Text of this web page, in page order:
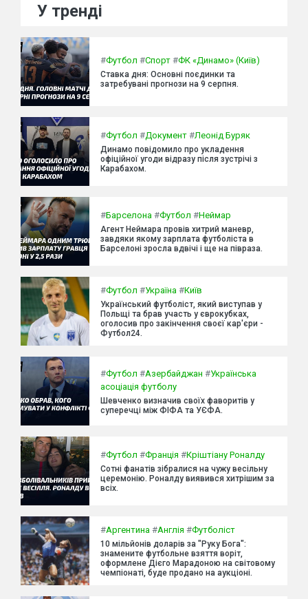
У тренді
#Футбол #Спорт #ФК «Динамо» (Київ)
Ставка дня: Основні поєдинки та
затребувані прогнози на 9 серпня.
#Футбол #Документ #Леонід Буряк
Динамо повідомило про укладення
офіційної угоди відразу після зустрічі з
Карабахом.
#Барселона #Футбол #Неймар
Агент Неймара провів хитрий маневр,
завдяки якому зарплата футболіста в
Барселоні зросла вдвічі і ще на півраза.
#Футбол #Україна #Київ
Український футболіст, який виступав у
Польщі та брав участь у єврокубках,
оголосив про закінчення своєї кар'єри -
Футбол24.
#Футбол #Азербайджан #Українська
асоціація футболу
Шевченко визначив своїх фаворитів у
суперечці між ФІФА та УЄФА.
#Футбол #Франція #Кріштіану Роналду
Сотні фанатів зібралися на чужу весільну
церемонію. Роналду виявився хитрішим за
всіх.
#Аргентина #Англія #Футболіст
10 мільйонів доларів за "Руку Бога":
знамените футбольне взяття воріт,
оформлене Дієго Марадоною на світовому
чемпіонаті, буде продано на аукціоні.